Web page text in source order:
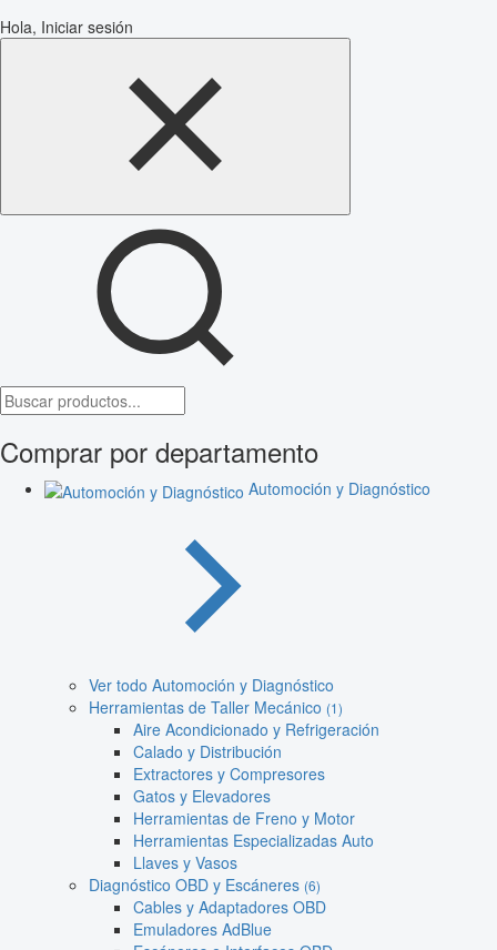
Hola, Iniciar sesión
Comprar por departamento
Automoción y Diagnóstico
Ver todo Automoción y Diagnóstico
Herramientas de Taller Mecánico (1)
Aire Acondicionado y Refrigeración
Calado y Distribución
Extractores y Compresores
Gatos y Elevadores
Herramientas de Freno y Motor
Herramientas Especializadas Auto
Llaves y Vasos
Diagnóstico OBD y Escáneres (6)
Cables y Adaptadores OBD
Emuladores AdBlue